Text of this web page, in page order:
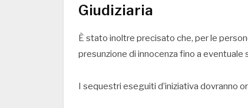
Giudiziaria
È stato inoltre precisato che, per le
presunzione di innocenza fino a eventuale
I sequestri eseguiti d’iniziativa dovranno